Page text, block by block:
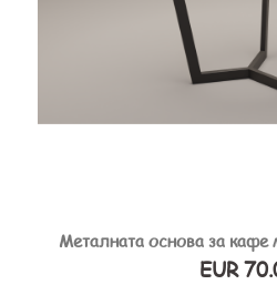
Металната основа за
EUR